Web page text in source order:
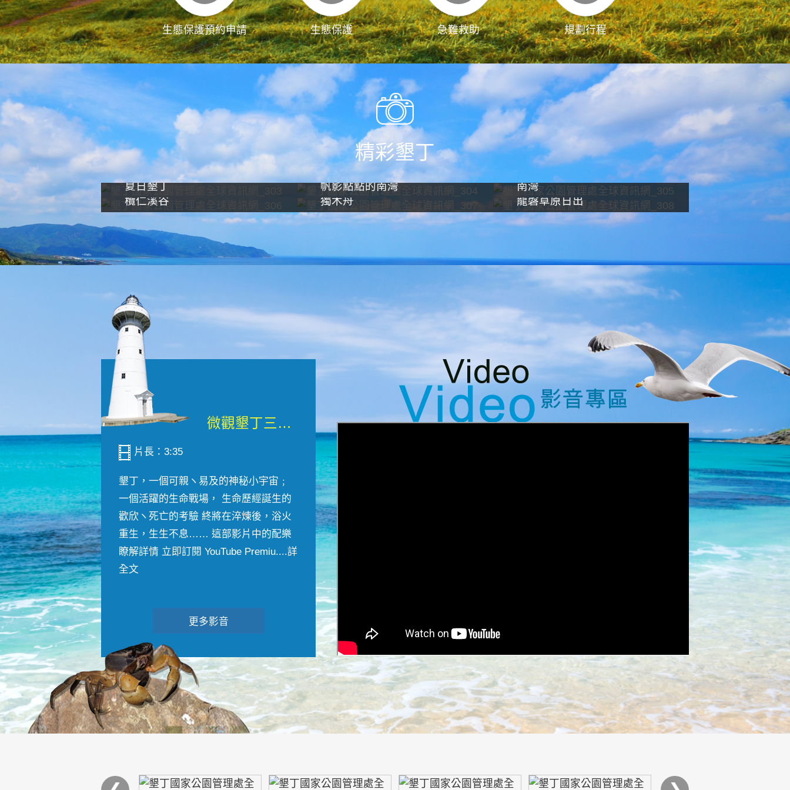
生態保護預約申請 生態保護 急難救助 規劃行程 影像直播
精彩墾丁
夏日墾丁 帆影點點的南灣
南灣
欖仁溪谷
獨木舟 龍磐草原日出
微觀墾丁三部曲 重生....
片長：3:35
墾丁，一個可親ヽ易及的神秘小宇宙﹔
一個活躍的生命戰場， 生命歷經誕生的
歡欣ヽ死亡的考驗 終將在淬煉後，浴火
重生，生生不息…… 這部影片中的配樂
瞭解詳情 立即訂閱 YouTube Premiu....詳
全文
更多影音